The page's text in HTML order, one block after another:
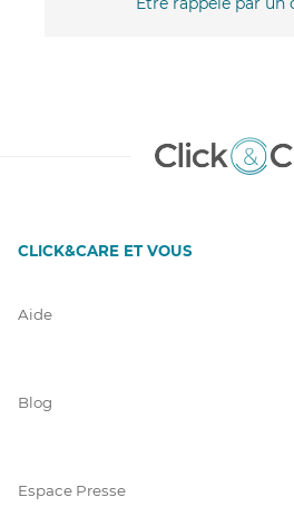
CLICK&CARE ET VOUS
Aide
Blog
Espace Presse